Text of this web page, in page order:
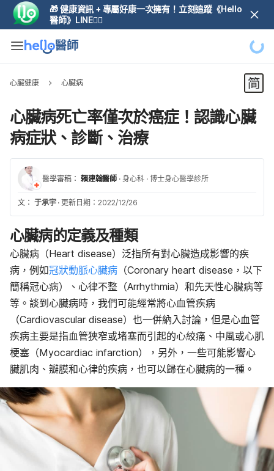
🎁 健康資訊 + 專屬好康一次擁有！立刻追蹤《Hello
醫師》LINE👆🏼
心臟健康 心臟病
心臟病死亡率僅次於癌症！認識心臟
病症狀、診斷、治療
醫學審稿： 賴建翰醫師 · 身心科 · 博士身心醫學診所
文： 于承宇 · 更新日期：2022/12/26
心臟病的定義及種類
心臟病（Heart disease）泛指所有對心臟造成影響的疾
病，例如冠狀動脈心臟病 （Coronary heart disease，以下
簡稱冠心病）、心律不整（Arrhythmia）和先天性心臟病等
等。談到心臟病時，我們可能經常將心血管疾病
（Cardiovascular disease）也一併納入討論，但是心血管
疾病主要是指血管狹窄或堵塞而引起的心絞痛、中風或心肌
梗塞（Myocardiac infarction），另外，一些可能影響心
臟肌肉、瓣膜和心律的疾病，也可以歸在心臟病的一種。